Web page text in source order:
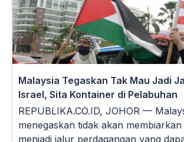
Malaysia Tegaskan Tak Mau Jadi
Israel, Sita Kontainer di Pelabuhan
REPUBLIKA.CO.ID, JOHOR —
menegaskan tidak akan
menjadi jalur perdagangan yang